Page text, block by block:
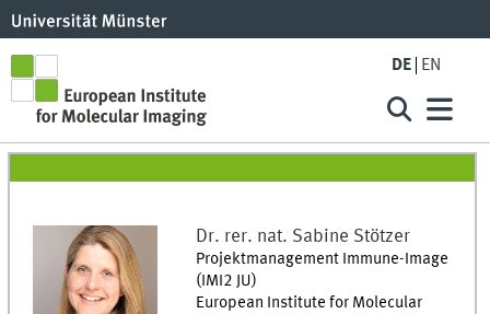
DE EN
Dr. rer. nat. Sabine Stötzer
Projektmanagement Immune-Image
(IMI2 JU)
European Institute for Molecular